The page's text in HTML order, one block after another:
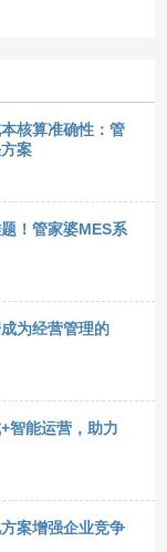
核算准确性：管
案
！管家婆MES系
为经营管理的
智能运营，助力
案增强企业竞争